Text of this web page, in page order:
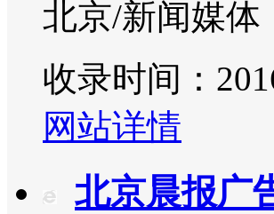
北京/新闻媒体
收录时间：
网站详情
北京晨报广